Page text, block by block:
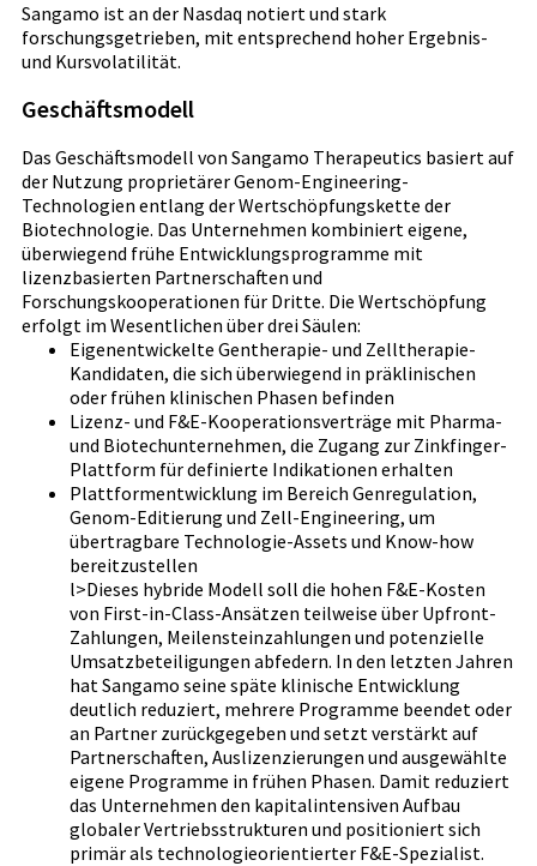
Sangamo ist an der Nasdaq notiert und stark
forschungsgetrieben, mit entsprechend hoher Ergebnis-
und Kursvolatilität.
Geschäftsmodell
Das Geschäftsmodell von Sangamo Therapeutics basiert auf
der Nutzung proprietärer Genom-Engineering-
Technologien entlang der Wertschöpfungskette der
Biotechnologie. Das Unternehmen kombiniert eigene,
überwiegend frühe Entwicklungsprogramme mit
lizenzbasierten Partnerschaften und
Forschungskooperationen für Dritte. Die Wertschöpfung
erfolgt im Wesentlichen über drei Säulen:
Eigenentwickelte Gentherapie- und Zelltherapie-
Kandidaten, die sich überwiegend in präklinischen
oder frühen klinischen Phasen befinden
Lizenz- und F&E-Kooperationsverträge mit Pharma-
und Biotechunternehmen, die Zugang zur Zinkfinger-
Plattform für definierte Indikationen erhalten
Plattformentwicklung im Bereich Genregulation,
Genom-Editierung und Zell-Engineering, um
übertragbare Technologie-Assets und Know-how
bereitzustellen
l>Dieses hybride Modell soll die hohen F&E-Kosten
von First-in-Class-Ansätzen teilweise über Upfront-
Zahlungen, Meilensteinzahlungen und potenzielle
Umsatzbeteiligungen abfedern. In den letzten Jahren
hat Sangamo seine späte klinische Entwicklung
deutlich reduziert, mehrere Programme beendet oder
an Partner zurückgegeben und setzt verstärkt auf
Partnerschaften, Auslizenzierungen und ausgewählte
eigene Programme in frühen Phasen. Damit reduziert
das Unternehmen den kapitalintensiven Aufbau
globaler Vertriebsstrukturen und positioniert sich
primär als technologieorientierter F&E-Spezialist.